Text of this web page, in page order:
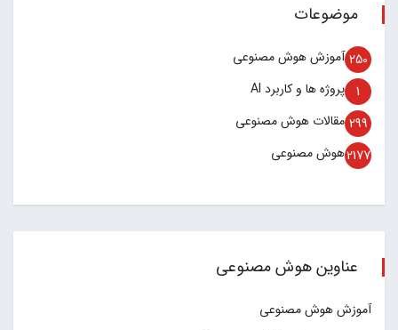
موضوعات
آموزش هوش مصنوعی 250
پروژه ها و کاربرد AI 1
مقالات هوش مصنوعی 299
هوش مصنوعی2177
عناوین هوش مصنوعی
آموزش هوش مصنوعی